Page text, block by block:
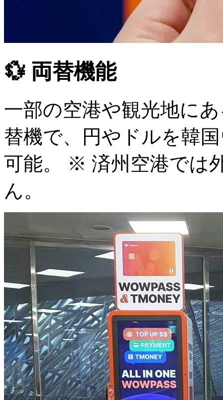
💱 両替機能
一部の空港や観光地にあ
替機で、円やドルを韓
可能。 ※ 済州空港では
ん。